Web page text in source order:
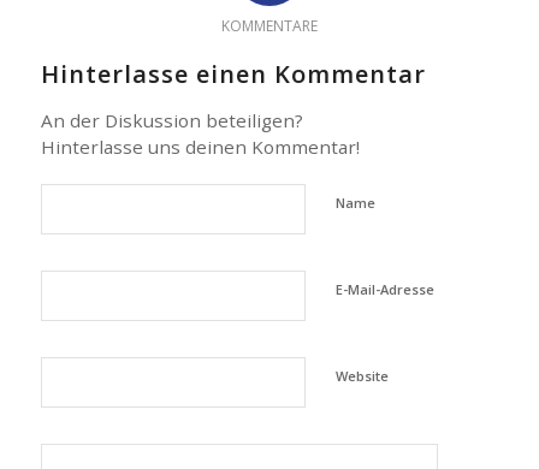
KOMMENTARE
Hinterlasse einen Kommentar
An der Diskussion beteiligen?
Hinterlasse uns deinen Kommentar!
Name
E-Mail-Adresse
Website